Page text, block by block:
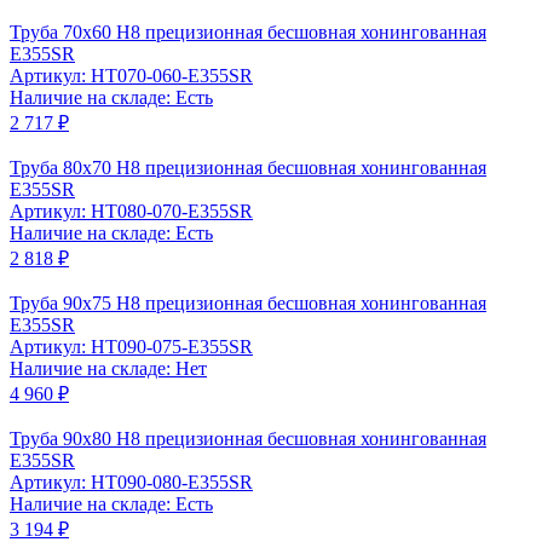
Труба 70x60 Н8 прецизионная бесшовная хонингованная
Е355SR
Артикул: HT070-060-Е355SR
Наличие на складе: Есть
2 717 ₽
Труба 80x70 Н8 прецизионная бесшовная хонингованная
Е355SR
Артикул: HT080-070-Е355SR
Наличие на складе: Есть
2 818 ₽
Труба 90x75 Н8 прецизионная бесшовная хонингованная
Е355SR
Артикул: HT090-075-Е355SR
Наличие на складе: Нет
4 960 ₽
Труба 90x80 Н8 прецизионная бесшовная хонингованная
Е355SR
Артикул: HT090-080-Е355SR
Наличие на складе: Есть
3 194 ₽